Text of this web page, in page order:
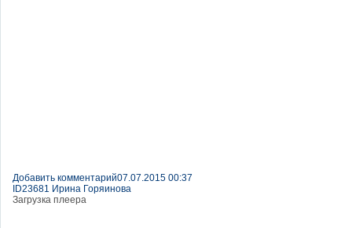
Добавить комментарий07.07.2015 00:37
ID23681 Ирина Горяинова
Загрузка плеера